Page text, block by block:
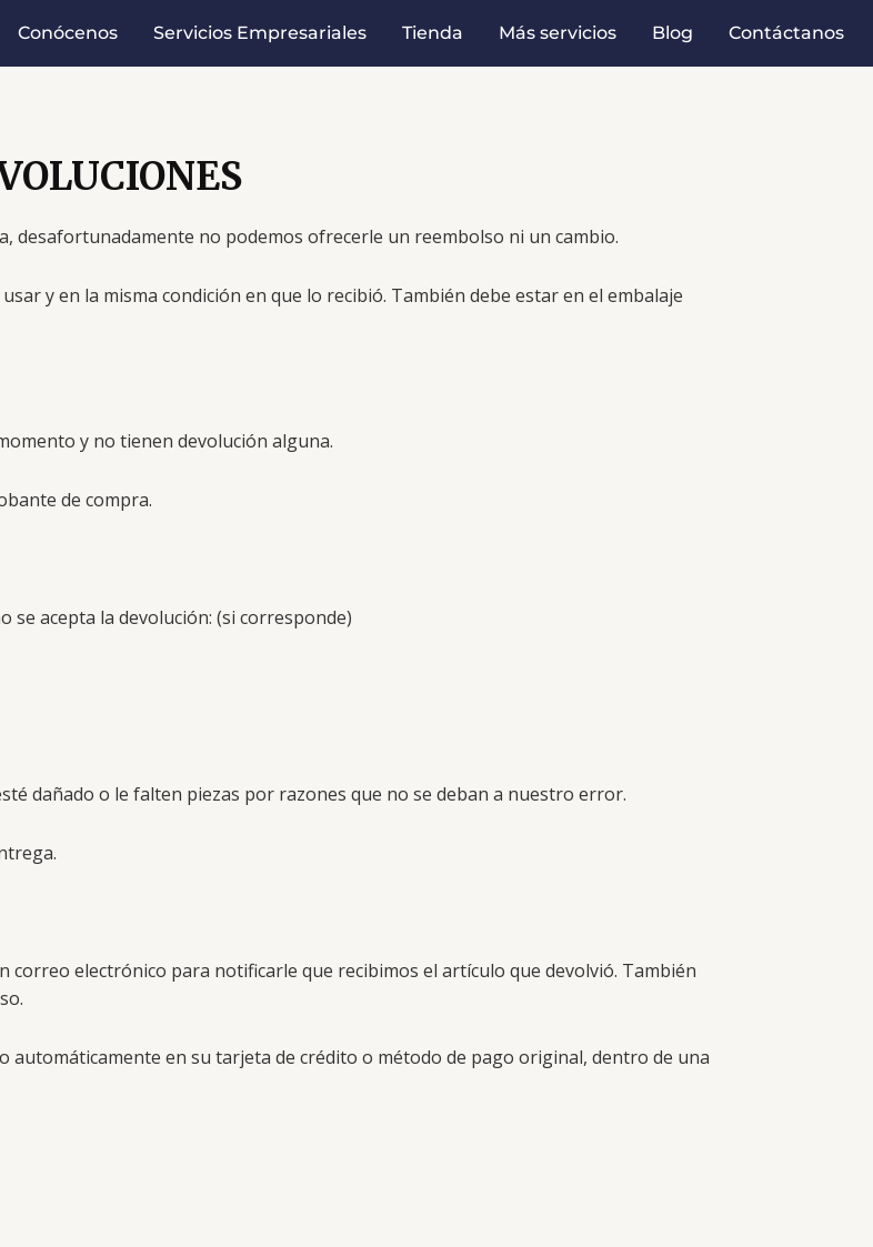
Conócenos Servicios Empresariales Tienda Más servicios Blog Contáctanos
desafortunadamente no podemos ofrecerle un reembolso ni un cambio.
y en la misma condición en que lo recibió. También debe estar en el embalaje
y no tienen devolución alguna.
de compra.
se acepta la devolución: (si corresponde)
dañado o le falten piezas por razones que no se deban a nuestro error.
correo electrónico para notificarle que recibimos el artículo que devolvió. También
automáticamente en su tarjeta de crédito o método de pago original, dentro de una